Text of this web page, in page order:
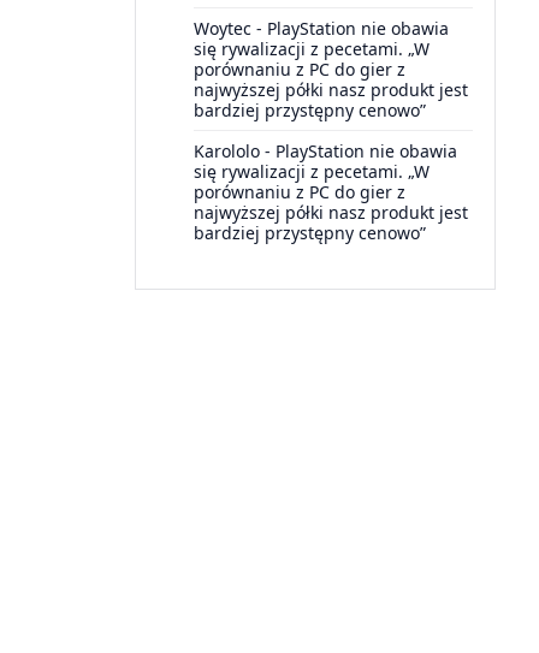
Woytec - PlayStation nie obawia
się rywalizacji z pecetami. „W
porównaniu z PC do gier z
najwyższej półki nasz produkt jest
bardziej przystępny cenowo”
Karololo - PlayStation nie obawia
się rywalizacji z pecetami. „W
porównaniu z PC do gier z
najwyższej półki nasz produkt jest
bardziej przystępny cenowo”